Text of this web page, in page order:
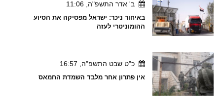
ב' אדר התשפ"ה, 11:06
באיחור ניכר: ישראל מפסיקה את הסיוע
ההומוניטרי לעזה
כ"ט שבט התשפ"ה, 16:57
אין פתרון אחר מלבד השמדת החמאס